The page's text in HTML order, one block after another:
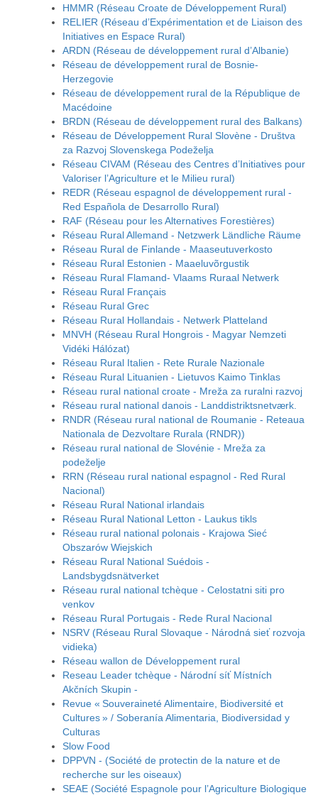
HMMR (Réseau Croate de Développement Rural)
RELIER (Réseau d’Expérimentation et de Liaison des
Initiatives en Espace Rural)
ARDN (Réseau de développement rural d’Albanie)
Réseau de développement rural de Bosnie-
Herzegovie
Réseau de développement rural de la République de
Macédoine
BRDN (Réseau de développement rural des Balkans)
Réseau de Développement Rural Slovène - Društva
za Razvoj Slovenskega Podeželja
Réseau CIVAM (Réseau des Centres d’Initiatives pour
Valoriser l’Agriculture et le Milieu rural)
REDR (Réseau espagnol de développement rural -
Red Española de Desarrollo Rural)
RAF (Réseau pour les Alternatives Forestières)
Réseau Rural Allemand - Netzwerk Ländliche Räume
Réseau Rural de Finlande - Maaseutuverkosto
Réseau Rural Estonien - Maaeluvõrgustik
Réseau Rural Flamand- Vlaams Ruraal Netwerk
Réseau Rural Français
Réseau Rural Grec
Réseau Rural Hollandais - Netwerk Platteland
MNVH (Réseau Rural Hongrois - Magyar Nemzeti
Vidéki Hálózat)
Réseau Rural Italien - Rete Rurale Nazionale
Réseau Rural Lituanien - Lietuvos Kaimo Tinklas
Réseau rural national croate - Mreža za ruralni razvoj
Réseau rural national danois - Landdistriktsnetværk.
RNDR (Réseau rural national de Roumanie - Reteaua
Nationala de Dezvoltare Rurala (RNDR))
Réseau rural national de Slovénie - Mreža za
podeželje
RRN (Réseau rural national espagnol - Red Rural
Nacional)
Réseau Rural National irlandais
Réseau Rural National Letton - Laukus tikls
Réseau rural national polonais - Krajowa Sieć
Obszarów Wiejskich
Réseau Rural National Suédois -
Landsbygdsnätverket
Réseau rural national tchèque - Celostatni siti pro
venkov
Réseau Rural Portugais - Rede Rural Nacional
NSRV (Réseau Rural Slovaque - Národná sieť rozvoja
vidieka)
Réseau wallon de Développement rural
Reseau Leader tchèque - Národní síť Místních
Akčních Skupin -
Revue « Souveraineté Alimentaire, Biodiversité et
Cultures » / Soberanía Alimentaria, Biodiversidad y
Culturas
Slow Food
DPPVN - (Société de protectin de la nature et de
recherche sur les oiseaux)
SEAE (Société Espagnole pour l’Agriculture Biologique